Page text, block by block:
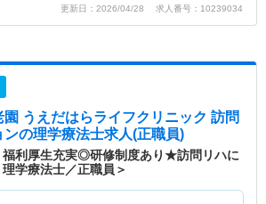
更新日：2026/04/28 求人番号：10239034
うえだはらライフクリニック 訪問
ンの理学療法士求人(正職員)
福利厚生充実◎研修制度あり★訪問リハに
学療法士／正職員＞